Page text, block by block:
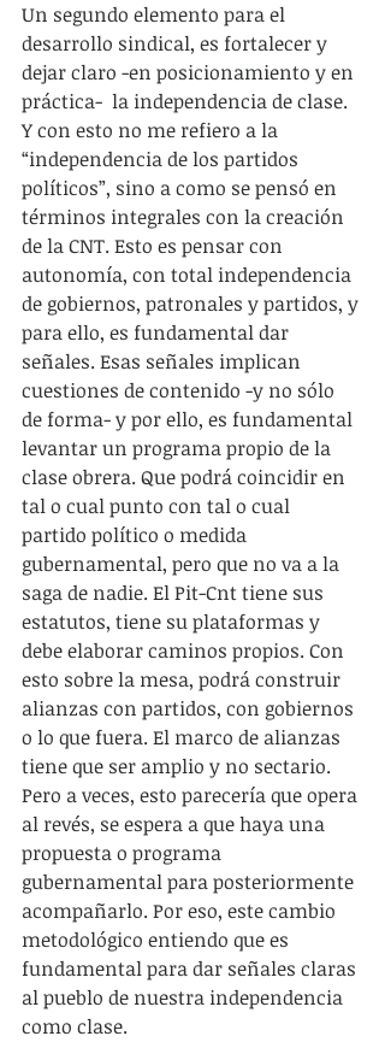
Un segundo elemento para el
desarrollo sindical, es fortalecer y
dejar claro -en posicionamiento y en
práctica-  la independencia de clase.
Y con esto no me refiero a la
“independencia de los partidos
políticos”, sino a como se pensó en
términos integrales con la creación
de la CNT. Esto es pensar con
autonomía, con total independencia
de gobiernos, patronales y partidos, y
para ello, es fundamental dar
señales. Esas señales implican
cuestiones de contenido -y no sólo
de forma- y por ello, es fundamental
levantar un programa propio de la
clase obrera. Que podrá coincidir en
tal o cual punto con tal o cual
partido político o medida
gubernamental, pero que no va a la
saga de nadie. El Pit-Cnt tiene sus
estatutos, tiene su plataformas y
debe elaborar caminos propios. Con
esto sobre la mesa, podrá construir
alianzas con partidos, con gobiernos
o lo que fuera. El marco de alianzas
tiene que ser amplio y no sectario.
Pero a veces, esto parecería que opera
al revés, se espera a que haya una
propuesta o programa
gubernamental para posteriormente
acompañarlo. Por eso, este cambio
metodológico entiendo que es
fundamental para dar señales claras
al pueblo de nuestra independencia
como clase.